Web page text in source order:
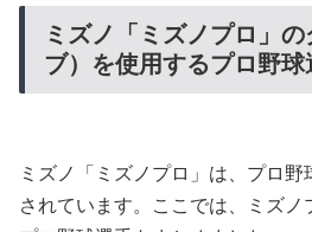
ミズノ「ミズノプロ」
ブ）を使用するプロ野球
ミズノ「ミズノプロ」は、プロ野
されています。ここでは、ミズ